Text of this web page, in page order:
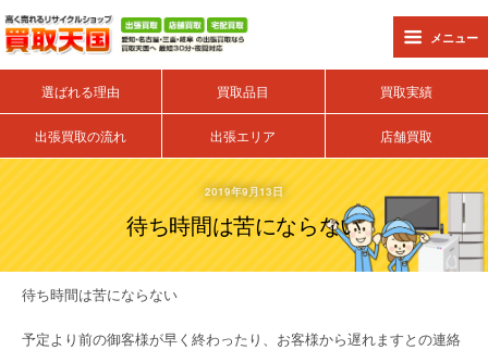
メニュー
選ばれる理由 買取品目 買取実績
出張買取の流れ 出張エリア 店舗買取
2019年9月13日
待ち時間は苦にならない
待ち時間は苦にならない
予定より前の御客様が早く終わったり、お客様から遅れますとの連絡